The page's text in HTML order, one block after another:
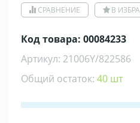
СРАВНЕНИЕ В
Код товара: 00084233
Артикул: 21006Y/822586
Общий остаток: 40 шт